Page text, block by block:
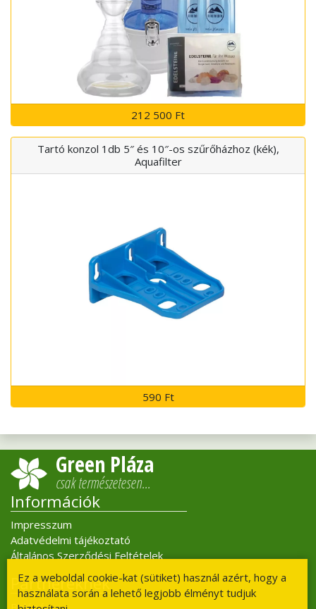
212 500 Ft
Tartó konzol 1db 5″ és 10″-os szűrőházhoz (kék),
Aquafilter
590 Ft
Green Pláza
csak természetesen…
Információk
Impresszum
Adatvédelmi tájékoztató
Általános Szerződési Feltételek
Partnereknek
Ez a weboldal cookie-kat (sütiket) használ azért, hogy a
használata során a lehető legjobb élményt tudjuk